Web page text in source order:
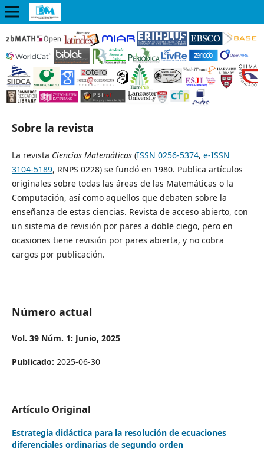
Sobre la revista
La revista Ciencias Matemáticas(ISSN 0256-5374, e-ISSN
3104-5189, RNPS 0228) se fundó en 1980. Publica artículos
originales sobre todas las áreas de las Matemáticas o la
Computación, así como aquellos que debaten sobre la
enseñanza de estas ciencias. Revista de acceso abierto, con
un sistema de revisión por pares a doble ciego, pero en
ocasiones tiene revisión por pares abierta, y no cobra
cargos por publicación.
Número actual
Vol. 39 Núm. 1: Junio, 2025
Publicado: 2025-06-30
Artículo Original
Estrategia didáctica para la resolución de ecuaciones
diferenciales ordinarias de segundo orden